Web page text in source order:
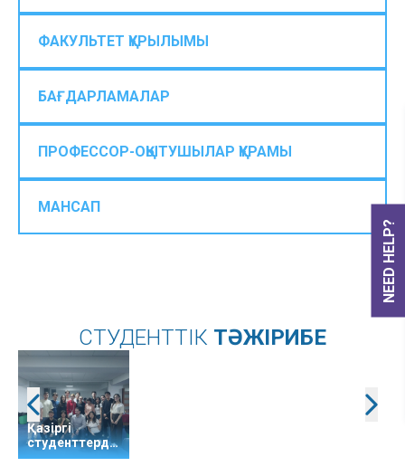
NEED HELP?
ФАКУЛЬТЕТ ҚҰРЫЛЫМЫ
БАҒДАРЛАМАЛАР
ПРОФЕССОР-ОҚЫТУШЫЛАР ҚҰРАМЫ
МАНСАП
СТУДЕНТТІК ТӘЖІРИБЕ
Қазіргі
студенттердің
немесе